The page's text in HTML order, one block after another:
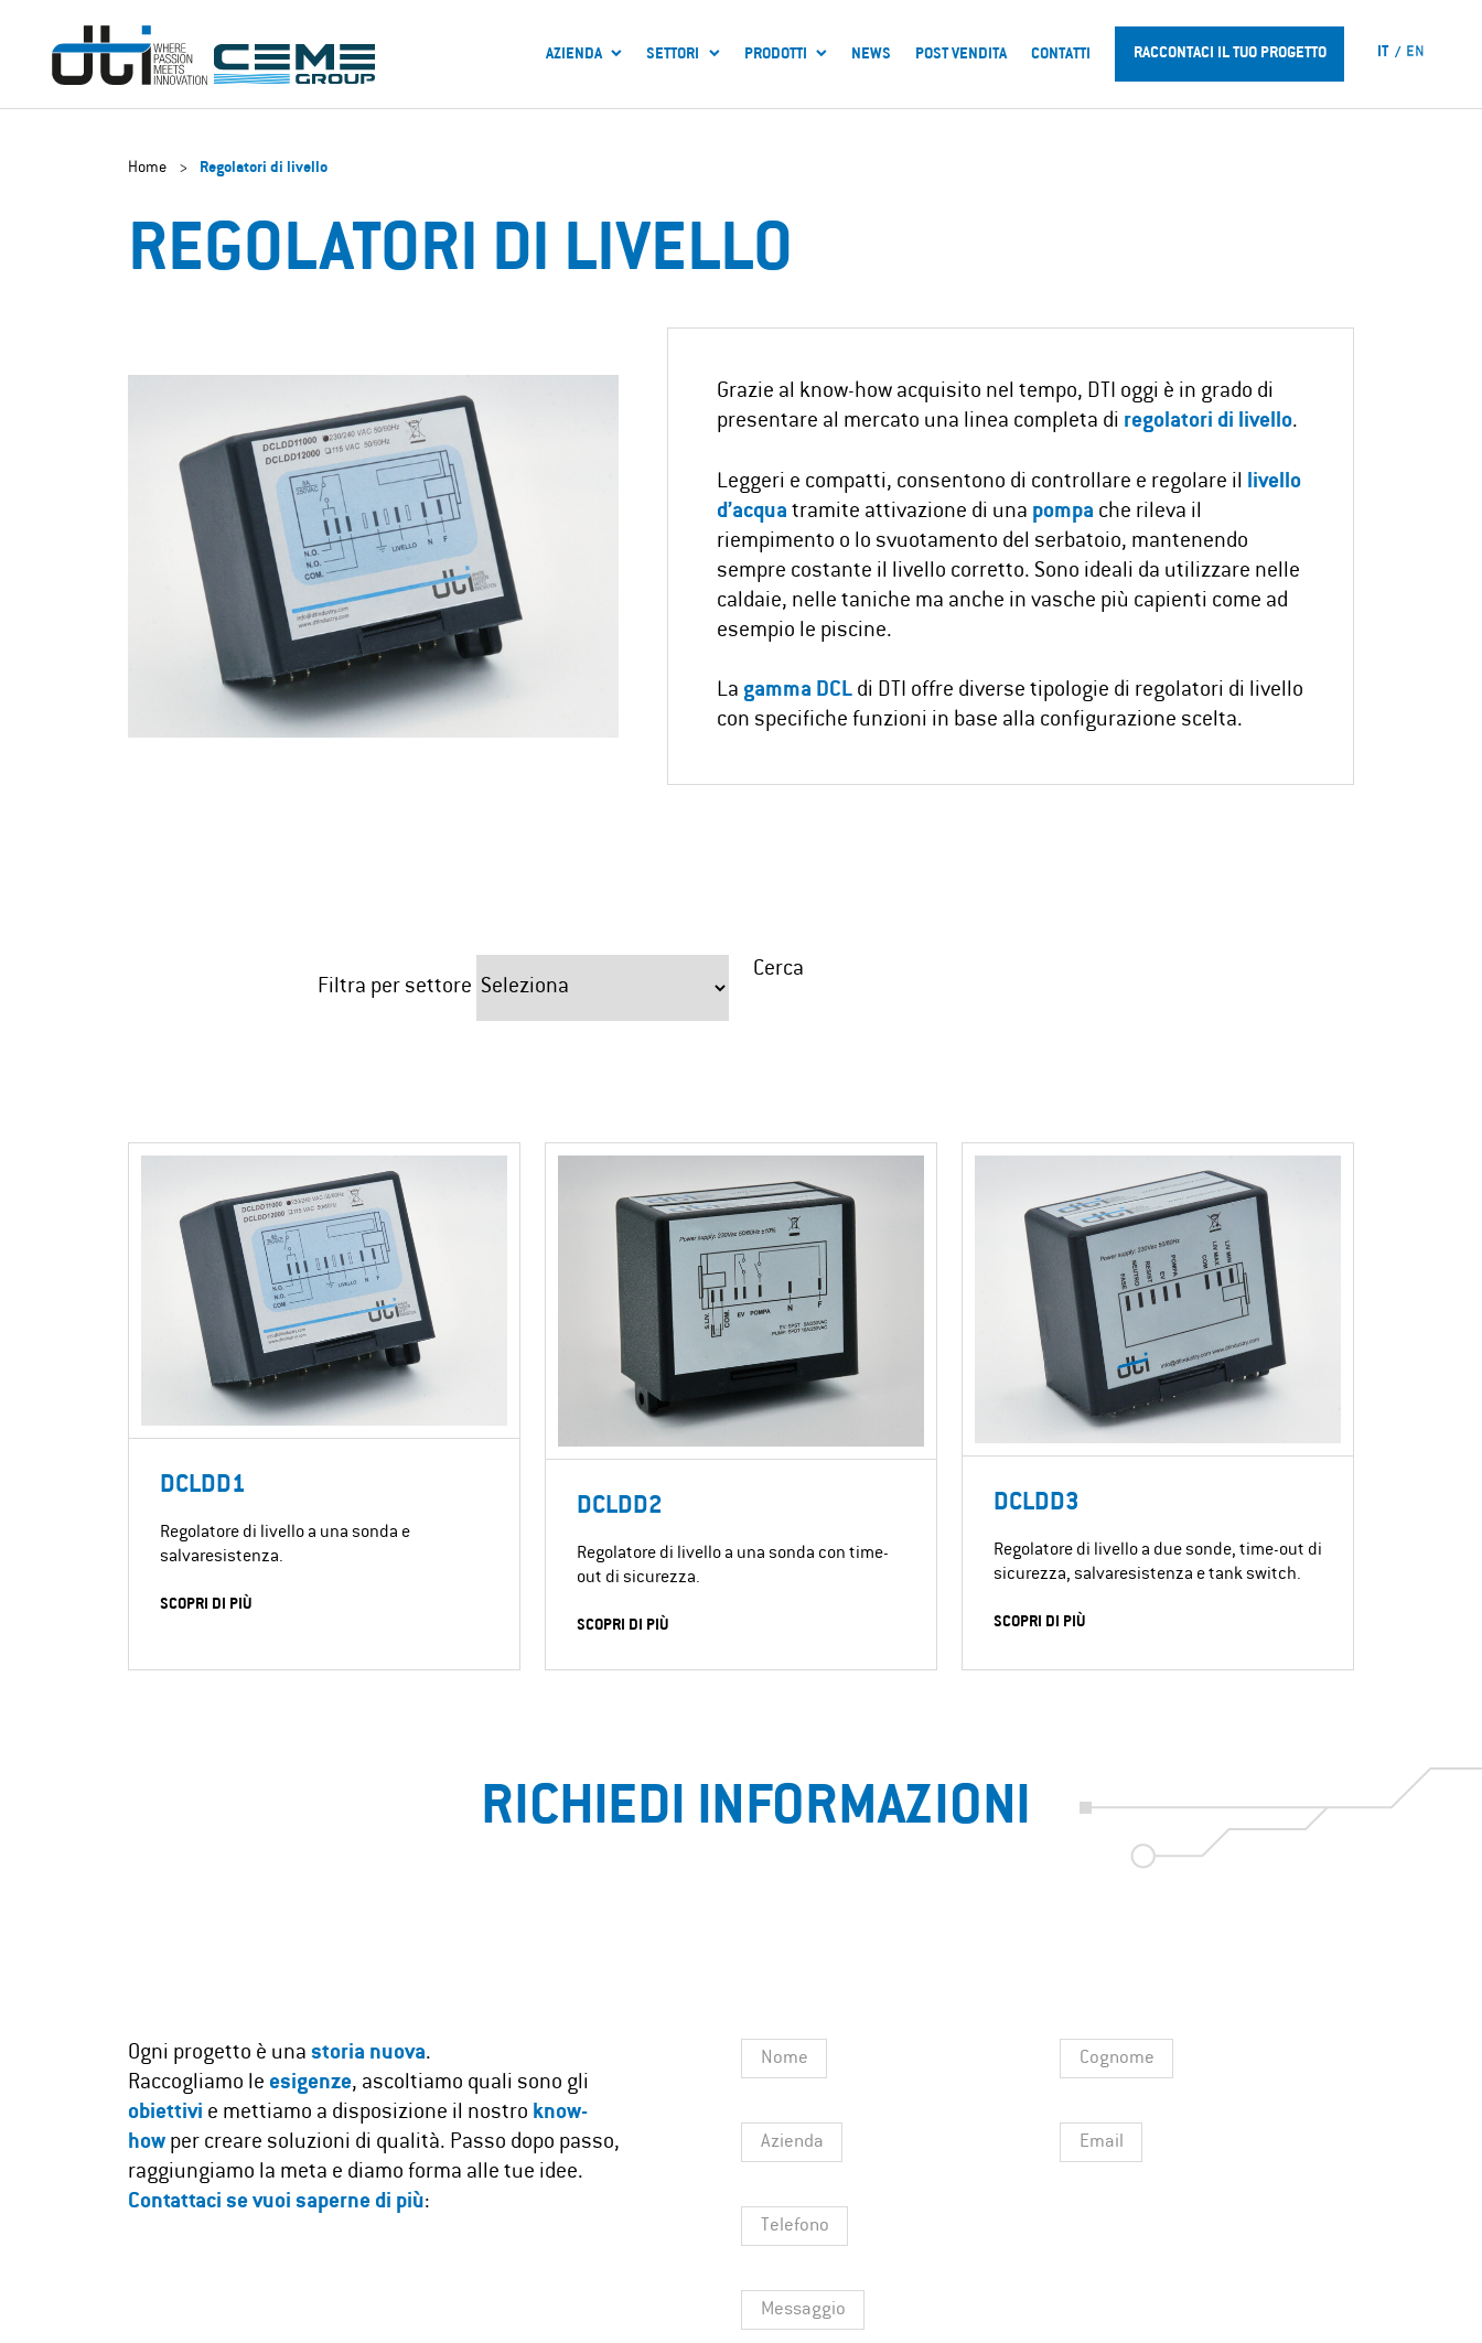
AZIENDA SETTORI PRODOTTI NEWS POST VENDITA CONTATTI RACCONTACI IL TUO PROGETTO IT EN
Home > Regolatori di livello
REGOLATORI DI LIVELLO
Grazie al know-how acquisito nel tempo, DTI oggi è in grado di
presentare al mercato una linea completa di regolatori di livello.
Leggeri e compatti, consentono di controllare e regolare il
livello
d’acqua tramite attivazione di una pompa che rileva il
riempimento o lo svuotamento del serbatoio, mantenendo
sempre costante il livello corretto. Sono ideali da utilizzare nelle
caldaie, nelle taniche ma anche in vasche più capienti come ad
esempio le piscine.
La gamma DCLdi DTI offre diverse tipologie di regolatori di livello
con specifiche funzioni in base alla configurazione scelta.
Filtra per settore
Cerca
DCLDD1
Regolatore di livello a una sonda e
salvaresistenza.
SCOPRI DI PIÙ
DCLDD2
Regolatore di livello a una sonda con time-
out di sicurezza.
SCOPRI DI PIÙ
DCLDD3
Regolatore di livello a due sonde, time-out di
sicurezza, salvaresistenza e tank switch.
SCOPRI DI PIÙ
RICHIEDI INFORMAZIONI
Ogni progetto è una storia nuova.
Raccogliamo le esigenze, ascoltiamo quali sono gli
obiettivi e mettiamo a disposizione il nostro know-
how per creare soluzioni di qualità. Passo dopo passo,
raggiungiamo la meta e diamo forma alle tue idee.
Contattaci se vuoi saperne di più:
Nome Cognome
Azienda Email
Telefono
Messaggio